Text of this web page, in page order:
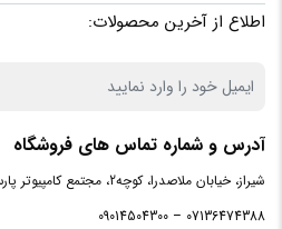
اطلاع از آخرین محصولات:
آدرس و شماره تماس های فروشگاه
شیراز، خیابان ملاصدرا، کوچه2، مجتمع کامپیوتر پارس(PC CENTER)، واحد 103
07136474388 – 09014504300